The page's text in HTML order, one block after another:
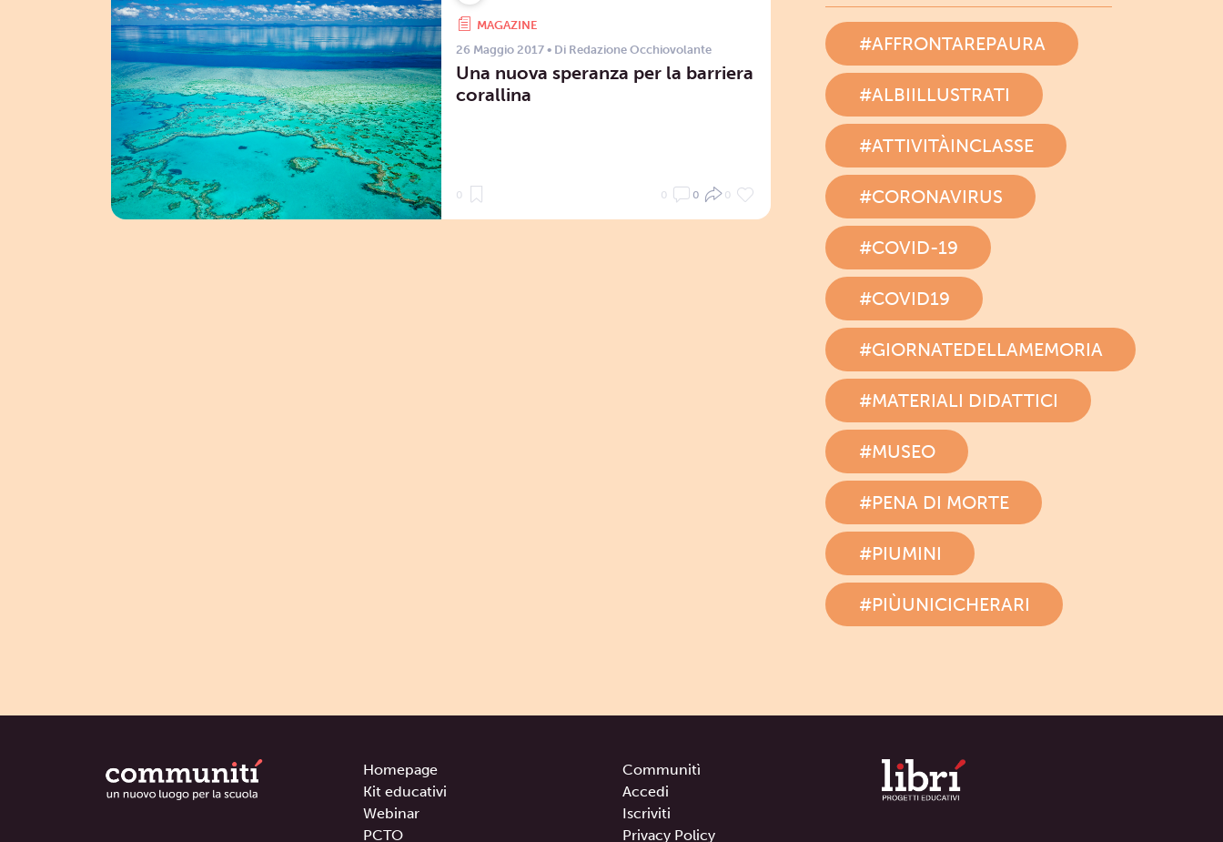
MAGAZINE
26 Maggio 2017• Di Redazione Occhiovolante
Una nuova speranza per la barriera
corallina
0 0 0 0
#AFFRONTAREPAURA
#ALBIILLUSTRATI
#ATTIVITÀINCLASSE
#CORONAVIRUS
#COVID-19
#COVID19
#GIORNATEDELLAMEMORIA
#MATERIALI DIDATTICI
#MUSEO
#PENA DI MORTE
#PIUMINI
#PIÙUNICICHERARI
Homepage
Kit educativi
Webinar
PCTO
Communitì
Accedi
Iscriviti
Privacy Policy